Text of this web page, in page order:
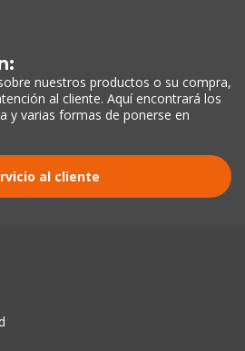
nuestros productos o su compra,
al cliente. Aquí encontrará los
y varias formas de ponerse en
al cliente